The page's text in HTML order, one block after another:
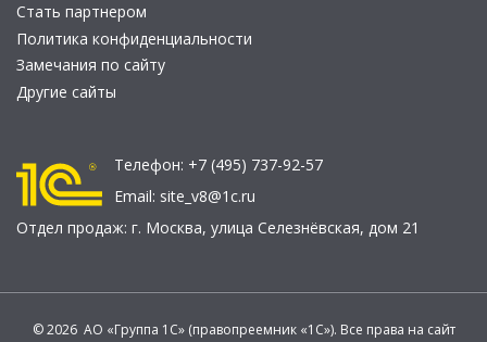
Стать партнером
Политика конфиденциальности
Замечания по сайту
Другие сайты
Телефон: +7 (495) 737-92-57
Email: site_v8@1c.ru
Отдел продаж: г. Москва, улица Селезнёвская, дом 21
© 2026 АО «Группа 1С» (правопреемник «1С»). Все права на сайт